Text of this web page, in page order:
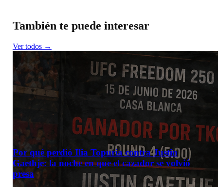
También te puede interesar
Ver todos →
Por qué perdió Ilia Topuria contra Justin
Gaethje: la noche en que el cazador se volvió
presa